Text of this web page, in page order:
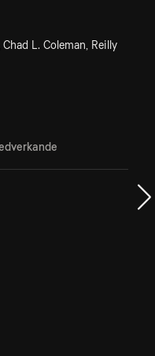
Chad L. Coleman, Reilly